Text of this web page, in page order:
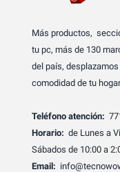
Más productos,
tu pc, más de 130
del país,
comodidad de tu
Teléfono atención:
Horario: de Lunes a
Sábados de 10:00 a
Email: